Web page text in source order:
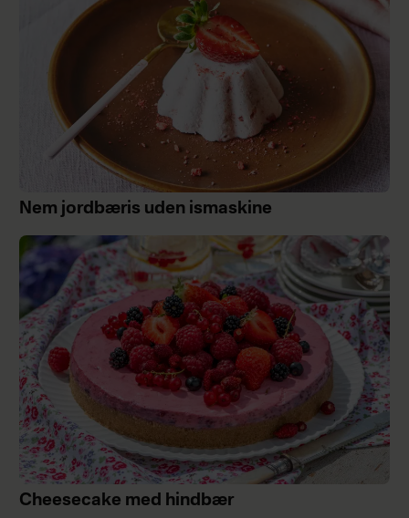
Nem jordbæris uden ismaskine
Cheesecake med hindbær